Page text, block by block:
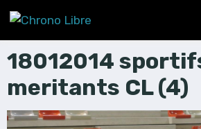
18012014
meritants CL (4)